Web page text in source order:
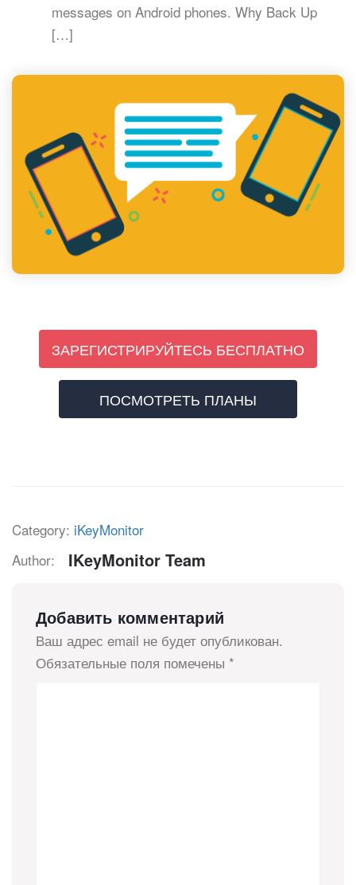
messages on Android phones. Why Back Up
[…]
ЗАРЕГИСТРИРУЙТЕСЬ БЕСПЛАТНО
ПОСМОТРЕТЬ ПЛАНЫ
Category: iKeyMonitor
Author:
IKeyMonitor Team
Добавить комментарий
Ваш адрес email не будет опубликован.
Обязательные поля помечены *